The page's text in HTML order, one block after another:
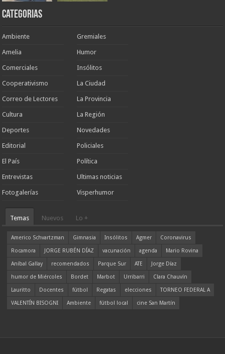
Categorias
Ambiente
Amelia
Comerciales
Cooperativismo
Correo de Lectores
Cultura
Deportes
Editorial
El País
Entrevistas
Fotogalerías
Gremiales
Humor
Insólitos
La Ciudad
La Provincia
La Región
Novedades
Policiales
Política
Ultimas noticias
Visperhumor
Temas Nuevos Lo +
Americo Schvartzman Gimnasia Insólitos Agmer
Coronavirus
Rocamora
JORGE RUBÉN DÍAZ vacunación agenda
Mario Rovina
Aníbal Gallay
recomendados Parque Sur ATE
Jorge Díaz
humor de Miércoles
Bordet Marbot Urribarri
Clara Chauvín
Lauritto
Docentes fútbol Regatas elecciones
TORNEO FEDERAL A
VALENTÍN BISOGNI
Ambiente fútbol local cine San Martín